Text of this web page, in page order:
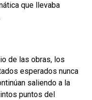
que llevaba
de las obras, los
esperados nunca
saliendo a la
puntos del